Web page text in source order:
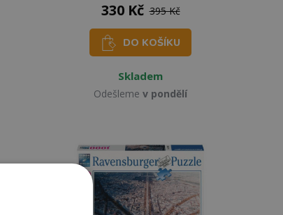
330 Kč 395 Kč
DO KOŠÍKU
Skladem
Odešleme v pondělí